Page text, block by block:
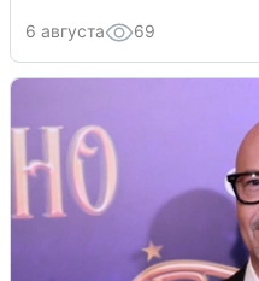
6 августа 69